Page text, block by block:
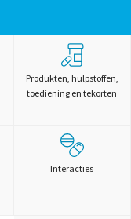
Produkten, hulpstoffen,
toediening en tekorten
Interacties